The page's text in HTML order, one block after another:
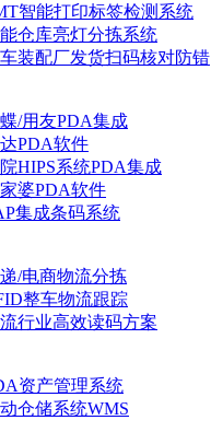
智能打印标签检测系统
仓库亮灯分拣系统
装配厂发货扫码核对防错
/用友PDA集成
PDA软件
HIPS系统PDA集成
婆PDA软件
集成条码系统
/电商物流分拣
整车物流跟踪
行业高效读码方案
资产管理系统
仓储系统WMS